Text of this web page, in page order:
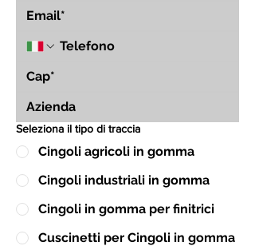
Seleziona il tipo di traccia
Cingoli agricoli in gomma
Cingoli industriali in gomma
Cingoli in gomma per finitrici
Cuscinetti per Cingoli in gomma